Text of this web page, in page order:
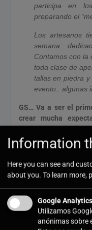
participa en
preparando el
Los artesanos
semana
Contamos con la
toda clase de
tallas en piedra
evento.. algunas
GS… Va a ser el
crear mucha
propio Saja Nansa.
que se le viene
protagonistas en la
SN… Teníamos
que había que
local, que
de campo no
contenedores,
Information
Here you can see and
about you. To learn more,
Google Analytics
Utilizamos
anónimas sobre